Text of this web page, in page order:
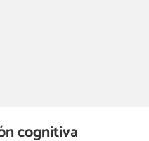
cognitiva